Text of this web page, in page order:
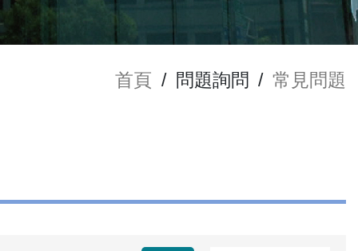
首頁 / 問題詢問 / 常見問題